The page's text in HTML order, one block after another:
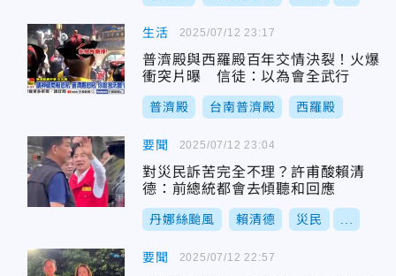
生活
普濟殿與西羅殿百年交情決裂！火爆
衝突片曝 信徒：以為會全武行
普濟殿 台南普濟殿 西羅殿
2025/07/12 23:17
要聞
對災民訴苦完全不理？許甫酸賴清
德：前總統都會去傾聽和回應
丹娜絲颱風 賴清德 災民
2025/07/12 23:04
要聞 2025/07/12 22:57